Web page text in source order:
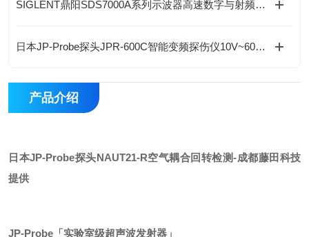
SIGLENT鼎阳SDS7000A系列示波器高速数字与射频设计赋能
日本JP-Probe探头JPR-600C智能变频探伤仪10V~600V自适应，一机300种波形！
产品介绍
日本JP-Probe探头NAUT21-R空气耦合回转检测-成都藤田科技
提供
JP-Probe「实验室级超声波发射器」